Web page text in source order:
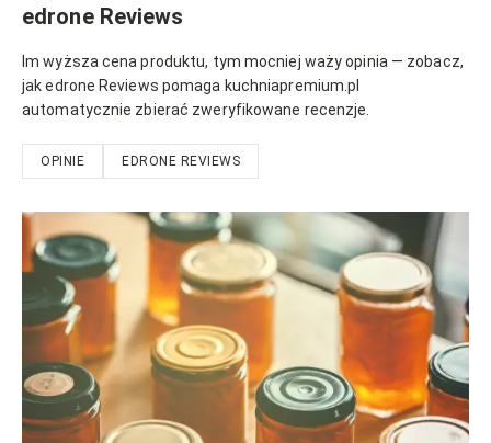
edrone Reviews
Im wyższa cena produktu, tym mocniej waży opinia — zobacz,
jak edrone Reviews pomaga kuchniapremium.pl
automatycznie zbierać zweryfikowane recenzje.
OPINIE EDRONE REVIEWS